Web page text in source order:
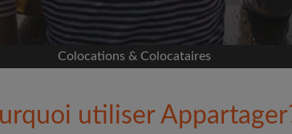
Adresse email
Colocations & Colocataires
utiliser